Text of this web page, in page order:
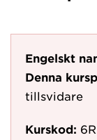
Engelskt
Denna
tillsvidare
Kurskod: